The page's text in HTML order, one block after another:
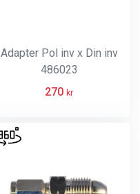
Adapter Pol inv x Din inv
486023
270 kr